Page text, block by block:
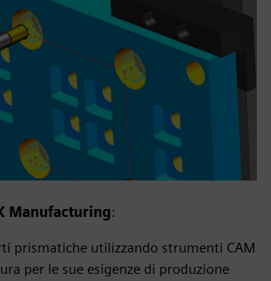
Manufacturing:
prismatiche utilizzando strumenti CAM
per le sue esigenze di produzione